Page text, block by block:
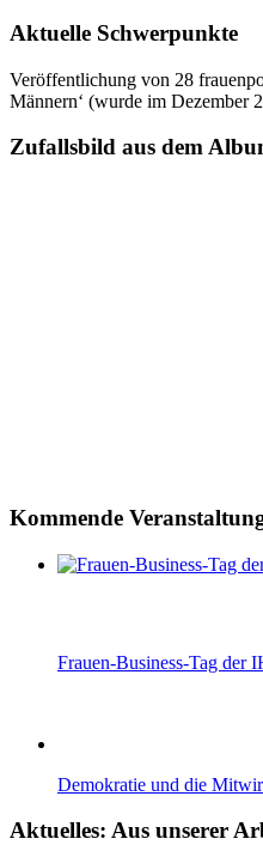
Aktuelle Schwerpunkte
Veröffentlichung von 28
Männern‘ (wurde im
Zufallsbild aus dem
Kommende
Frauen-Business-Tag der
Demokratie und die
Aktuelles: Aus unserer